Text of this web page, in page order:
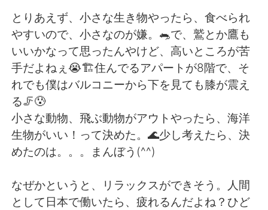
繁體中文 Español
العربية Français
Deutsch
한국어 Русский
Indonesia Italiano
Türkçe Tiếng Việt
とりあえず、小さな生き物やったら、食べられ
やすいので、小さなのが嫌。🐀で、鷲とか鷹も
いいかなって思ったんやけど、高いところが苦
手だよねぇ😭🏗住んでるアパートが8階で、そ
れでも僕はバルコニーから下を見ても膝が震え
る🦵😰
小さな動物、飛ぶ動物がアウトやったら、海洋
生物がいい！って決めた。🌊少し考えたら、決
めたのは。。。まんぼう(^^)
なぜかというと、リラックスができそう。人間
として日本で働いたら、疲れるんだよね？ひど